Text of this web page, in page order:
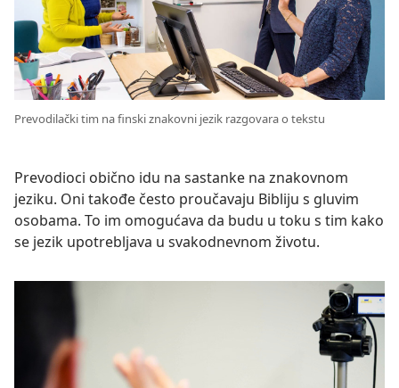
Prevodilački tim na finski znakovni jezik razgovara o tekstu
Prevodioci obično idu na sastanke na znakovnom
jeziku. Oni takođe često proučavaju Bibliju s gluvim
osobama. To im omogućava da budu u toku s tim kako
se jezik upotrebljava u svakodnevnom životu.